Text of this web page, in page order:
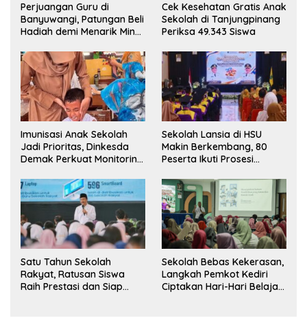
Perjuangan Guru di
Banyuwangi, Patungan Beli
Hadiah demi Menarik Minat
Cek Kesehatan Gratis Anak
Sekolah di Tanjungpinang
Periksa 49.343 Siswa
Imunisasi Anak Sekolah
Jadi Prioritas, Dinkesda
Demak Perkuat Monitoring
Sekolah Lansia di HSU
Makin Berkembang, 80
Peserta Ikuti Prosesi
Satu Tahun Sekolah
Rakyat, Ratusan Siswa
Raih Prestasi dan Siap
Sekolah Bebas Kekerasan,
Langkah Pemkot Kediri
Ciptakan Hari-Hari Belajar